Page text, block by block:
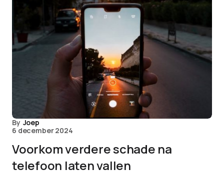
By Joep
6 december 2024
Voorkom verdere schade na
telefoon laten vallen